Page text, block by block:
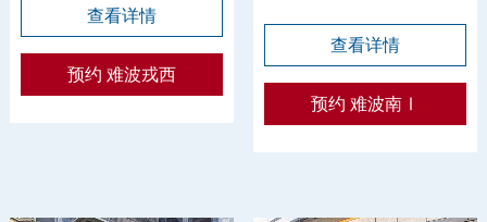
查看详情
预约 难波戎西
查看详情
预约 难波南Ⅰ